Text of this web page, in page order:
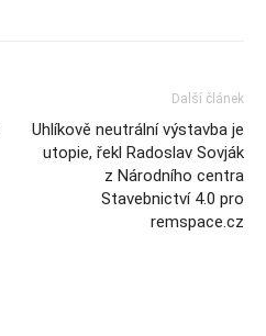
Další článek
Uhlíkově neutrální výstavba je
utopie, řekl Radoslav Sovják
z Národního centra
Stavebnictví 4.0 pro
remspace.cz